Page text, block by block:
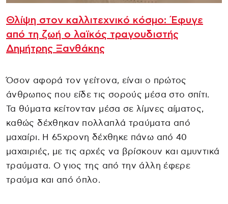
Θλίψη στον καλλιτεχνικό κόσμο: Έφυγε
από τη ζωή ο λαϊκός τραγουδιστής
Δημήτρης Ξανθάκης
Όσον αφορά τον γείτονα, είναι ο πρώτος
άνθρωπος που είδε τις σορούς μέσα στο σπίτι.
Τα θύματα κείτονταν μέσα σε λίμνες αίματος,
καθώς δέχθηκαν πολλαπλά τραύματα από
μαχαίρι. Η 65χρονη δέχθηκε πάνω από 40
μαχαιριές, με τις αρχές να βρίσκουν και αμυντικά
τραύματα. Ο γιος της από την άλλη έφερε
τραύμα και από όπλο.